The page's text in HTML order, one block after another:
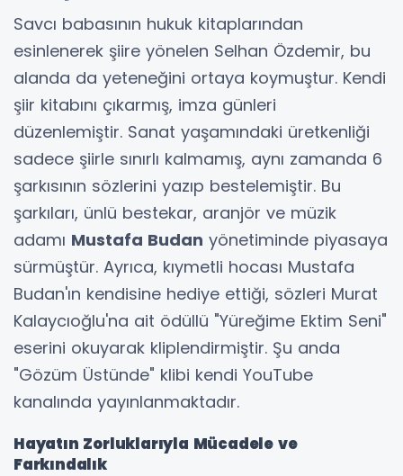
Savcı babasının hukuk kitaplarından
esinlenerek şiire yönelen Selhan Özdemir, bu
alanda da yeteneğini ortaya koymuştur. Kendi
şiir kitabını çıkarmış, imza günleri
düzenlemiştir. Sanat yaşamındaki üretkenliği
sadece şiirle sınırlı kalmamış, aynı zamanda 6
şarkısının sözlerini yazıp bestelemiştir. Bu
şarkıları, ünlü bestekar, aranjör ve müzik
adamı Mustafa Budan yönetiminde piyasaya
sürmüştür. Ayrıca, kıymetli hocası Mustafa
Budan'ın kendisine hediye ettiği, sözleri Murat
Kalaycıoğlu'na ait ödüllü "Yüreğime Ektim Seni"
eserini okuyarak kliplendirmiştir. Şu anda
"Gözüm Üstünde" klibi kendi YouTube
kanalında yayınlanmaktadır.
Hayatın Zorluklarıyla Mücadele ve
Farkındalık